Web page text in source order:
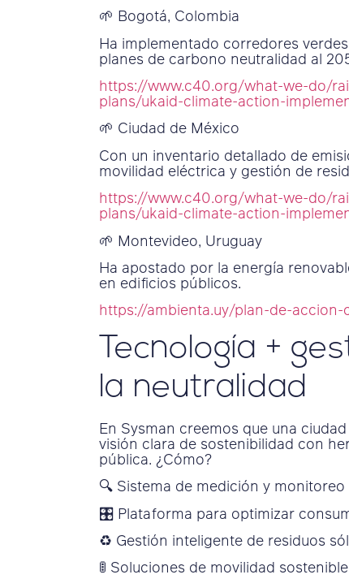
🌱 Bogotá, Colombia
Ha implementado corredores
planes de carbono neutralidad al
https://www.c40.org/what-we-do/
plans/ukaid-climate-action-
🌱 Ciudad de México
Con un inventario detallado de
movilidad eléctrica y gestión de
https://www.c40.org/what-we-do/
plans/ukaid-climate-action-
🌱 Montevideo, Uruguay
Ha apostado por la energía
en edificios públicos.
https://ambienta.uy/plan-de-
Tecnología +
la neutralidad
En Sysman creemos que una
visión clara de sostenibilidad con
pública. ¿Cómo?
🔍 Sistema de medición y
🎛️ Plataforma para optimizar
♻️ Gestión inteligente de residuos
🚦 Soluciones de movilidad